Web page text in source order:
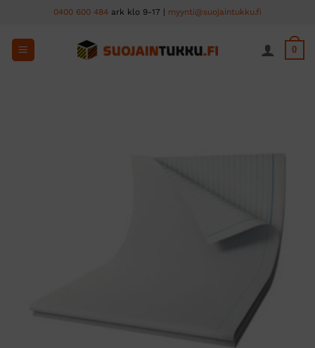
content
0400 600 484 ark klo 9-17 | myynti@suojaintukku.fi
0